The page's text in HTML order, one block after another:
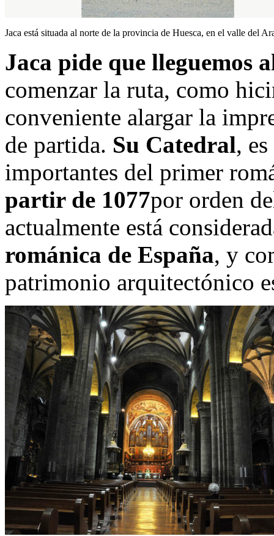
Jaca está situada al norte de la provincia de Huesca, en el valle del
Jaca pide que lleguemos
comenzar la ruta, como
conveniente alargar la
de partida. Su Catedral,
importantes del primer
partir de 1077por orden
actualmente está
románica de España, y
patrimonio arquitectónico